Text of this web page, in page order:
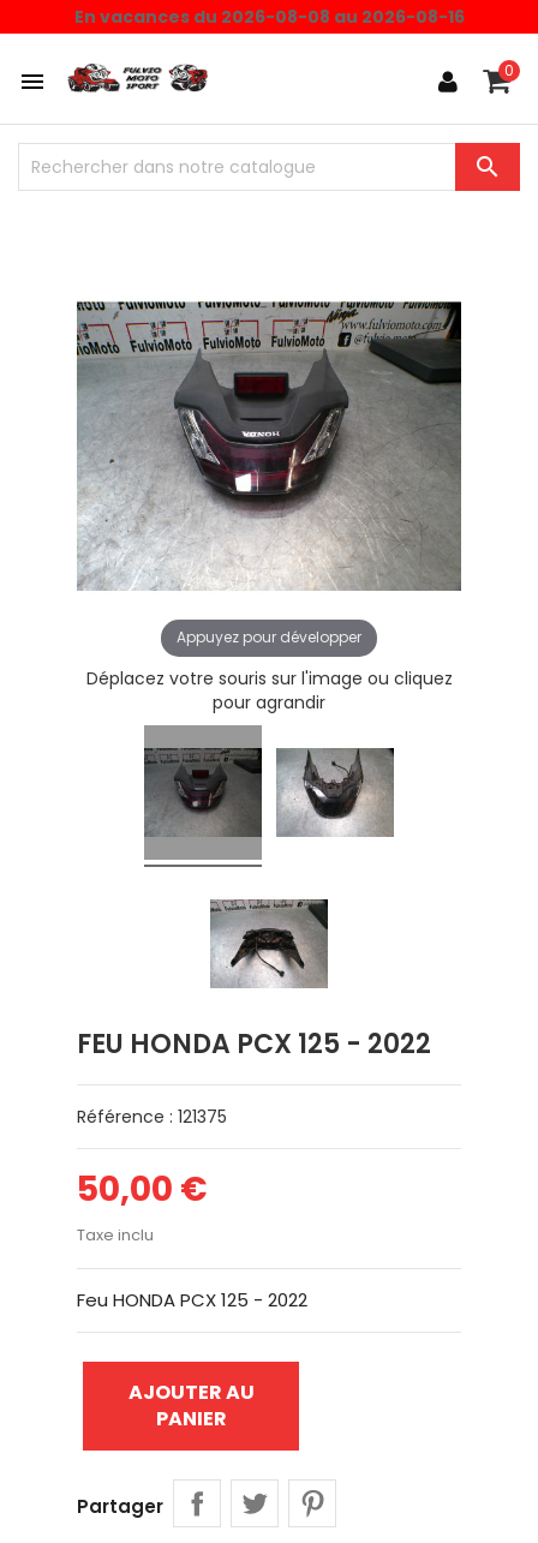
En vacances du 2026-08-08 au 2026-08-16
 0

Appuyez pour développer
Déplacez votre souris sur l'image ou cliquez
pour agrandir
FEU HONDA PCX 125 - 2022
Référence : 121375
50,00 €
Taxe inclu
Feu HONDA PCX 125 - 2022
AJOUTER AU
PANIER
Partager